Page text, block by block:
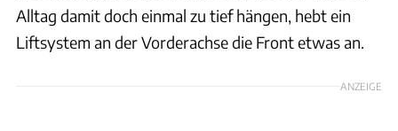
Alltag damit doch einmal zu tief hängen, hebt ein
Liftsystem an der Vorderachse die Front etwas an.
ANZEIGE